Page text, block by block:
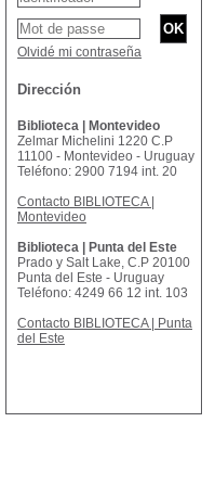
Olvidé mi contraseña
Dirección
Biblioteca | Montevideo
Zelmar Michelini 1220 C.P
11100 - Montevideo - Uruguay
Teléfono: 2900 7194 int. 20
Contacto BIBLIOTECA |
Montevideo
Biblioteca | Punta del Este
Prado y Salt Lake, C.P 20100
Punta del Este - Uruguay
Teléfono: 4249 66 12 int. 103
Contacto BIBLIOTECA | Punta
del Este